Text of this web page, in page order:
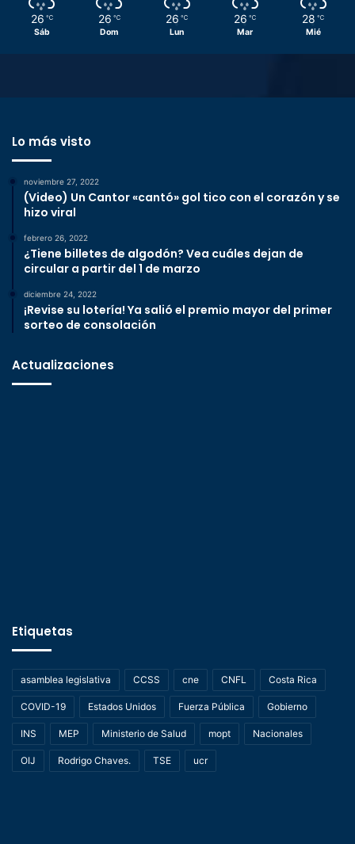
26 ℃
Sáb
26 ℃
Dom
26 ℃
Lun
26 ℃
Mar
28 ℃
Mié
Lo más visto
noviembre 27, 2022
(Video) Un Cantor «cantó» gol tico con el corazón y se
hizo viral
febrero 26, 2022
¿Tiene billetes de algodón? Vea cuáles dejan de
circular a partir del 1 de marzo
diciembre 24, 2022
¡Revise su lotería! Ya salió el premio mayor del primer
sorteo de consolación
Actualizaciones
Etiquetas
asamblea legislativa CCSS cne CNFL Costa Rica
COVID-19 Estados Unidos Fuerza Pública Gobierno
INS MEP Ministerio de Salud mopt Nacionales
OIJ Rodrigo Chaves. TSE ucr